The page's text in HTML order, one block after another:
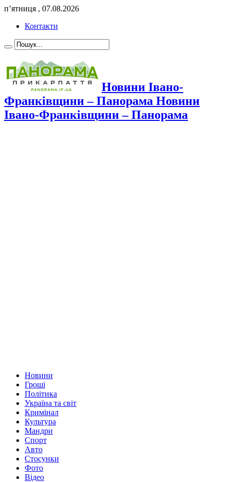
п’ятниця , 07.08.2026
Контакти
Новини Івано-
Франківщини – Панорама Новини
Івано-Франківщини – Панорама
Новини
Гроші
Політика
Україна та світ
Кримінал
Культура
Мандри
Спорт
Авто
Стосунки
Фото
Відео